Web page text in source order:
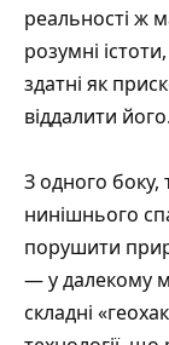
реальності ж
розумні
здатні як
віддалити його.
З одного боку,
нинішнього
порушити
— у далекому
складні